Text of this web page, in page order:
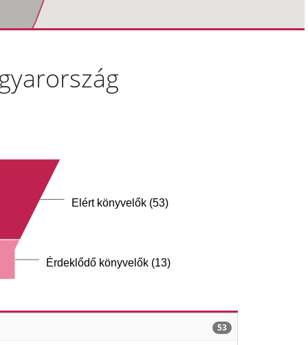
Elért könyvelők (53)
Érdeklődő könyvelők (13)
53